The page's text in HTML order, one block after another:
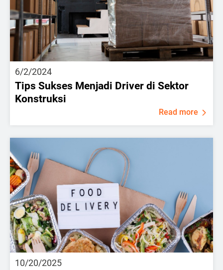
6/2/2024
Tips Sukses Menjadi Driver di Sektor
Konstruksi
Read more
10/20/2025